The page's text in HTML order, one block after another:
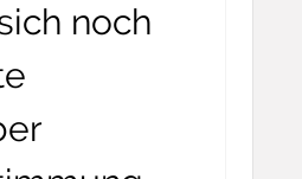
noch